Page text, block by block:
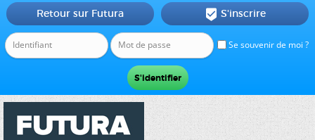
Se souvenir de moi ?
Retour sur Futura  S'inscrire